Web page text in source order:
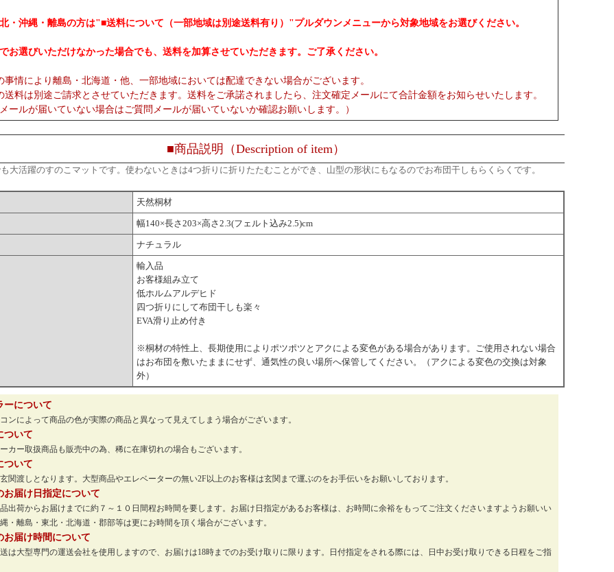
・沖縄・離島の方は"■送料について（一部地域は別途送料有り）"プルダウンメニューから対象地域をお選びください。
お選びいただけなかった場合でも、送料を加算させていただきます。ご了承ください。
事情により離島・北海道・他、一部地域においては配達できない場合がございます。
送料は別途ご請求とさせていただきます。送料をご承諾されましたら、注文確定メールにて合計金額をお知らせいたします。
メールが届いていない場合はご質問メールが届いていないか確認お願いします。）
■商品説明（Description of item）
大活躍のすのこマットです。使わないときは4つ折りに折りたたむことができ、山型の形状にもなるのでお布団干しもらくらくです。
天然桐材
幅140×長さ203×高さ2.3(フェルト込み2.5)cm
ナチュラル
輸入品
お客様組み立て
低ホルムアルデヒド
四つ折りにして布団干しも楽々
EVA滑り止め付き
※桐材の特性上、長期使用によりポツポツとアクによる変色がある場合があります。ご使用されない場合
はお布団を敷いたままにせず、通気性の良い場所へ保管してください。（アクによる変色の交換は対象
外）
ーについて
ンによって商品の色が実際の商品と異なって見えてしまう場合がございます。
ついて
カー取扱商品も販売中の為、稀に在庫切れの場合もございます。
ついて
関渡しとなります。大型商品やエレベーターの無い2F以上のお客様は玄関まで運ぶのをお手伝いをお願いしております。
お届け日指定について
出荷からお届けまでに約７～１０日間程お時間を要します。お届け日指定があるお客様は、お時間に余裕をもってご注文くださいますようお願いい
・離島・東北・北海道・郡部等は更にお時間を頂く場合がございます。
お届け時間について
は大型専門の運送会社を使用しますので、お届けは18時までのお受け取りに限ります。日付指定をされる際には、日中お受け取りできる日程をご指